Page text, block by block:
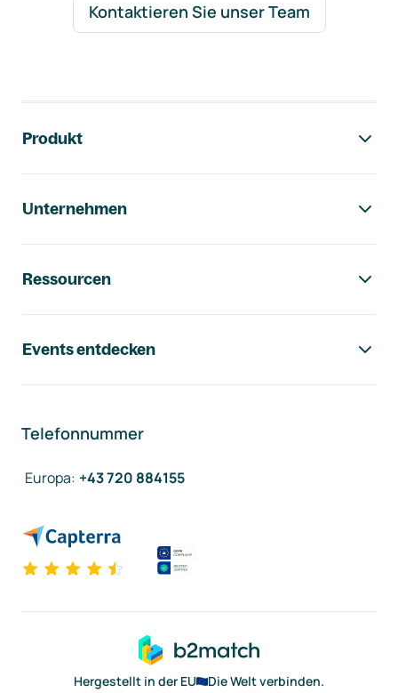
Kontaktieren Sie unser Team
Produkt
Unternehmen
Ressourcen
Events entdecken
Telefonnummer
Europa: +43 720 884155
Hergestellt in der EU
Die Welt verbinden.